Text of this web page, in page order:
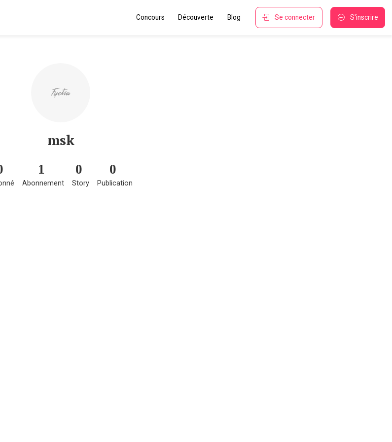
Concours Découverte Blog S'inscrire
Se connecter
msk
1
Abonnement
0
Story
0
Publication